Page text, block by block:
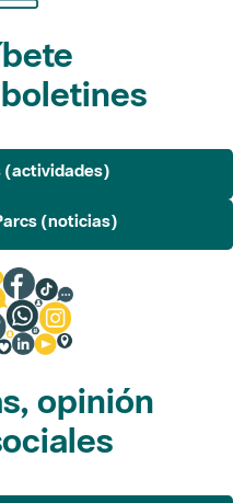
(actividades)
(noticias)
opinión